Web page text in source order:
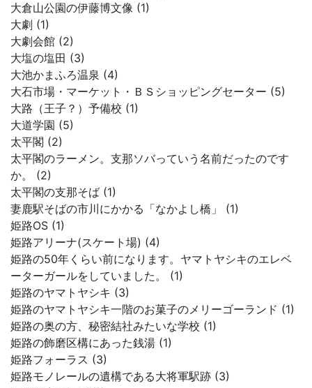
大倉山公園の伊藤博文像 (1)
大劇 (1)
大劇会館 (2)
大塩の塩田 (3)
大池かまふろ温泉 (4)
大石市場・マーケット・ＢＳショッピングセーター (5)
大路（王子？）予備校 (1)
大道学園 (5)
太平閣 (2)
太平閣のラーメン。支那ソバっていう名前だったのです
か。 (2)
太平閣の支那そば (1)
妻鹿駅そばの市川にかかる「なかよし橋」 (1)
姫路OS (1)
姫路アリーナ(スケート場) (4)
姫路の50年くらい前になります。ヤマトヤシキのエレベ
ーターガールをしていました。 (1)
姫路のヤマトヤシキ (3)
姫路のヤマトヤシキ一階のお菓子のメリーゴーランド (1)
姫路の奥の方、秘密結社みたいな学校 (1)
姫路の飾磨区構にあった銭湯 (1)
姫路フォーラス (3)
姫路モノレールの遺構である大将軍駅跡 (3)